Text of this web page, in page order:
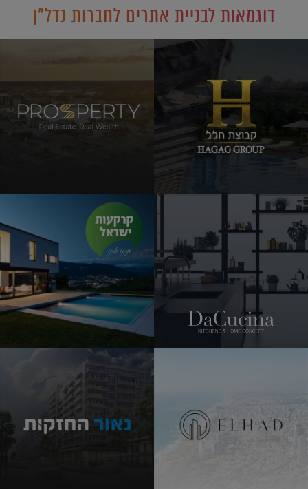
דוגמאות לבניית אתרים לחברות נדל"ן